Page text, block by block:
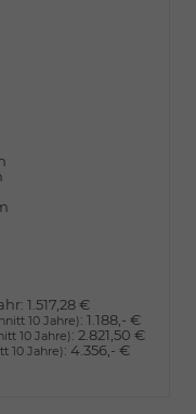
1.517,28 €
10 Jahre): 1.188,- €
10 Jahre): 2.821,50 €
10 Jahre): 4.356,- €